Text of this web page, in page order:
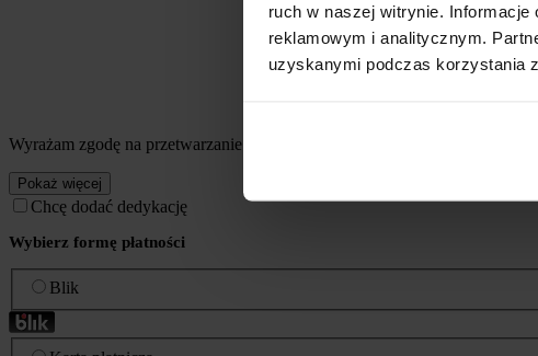
ruch w naszej witrynie.
reklamowym i analitycznym.
uzyskanymi podczas korzystania
Wyrażam zgodę na przetwarzanie przez Coffee Media Sp. z o.o. moich
Pokaż więcej
Chcę dodać dedykację
Wybierz formę płatności
Blik